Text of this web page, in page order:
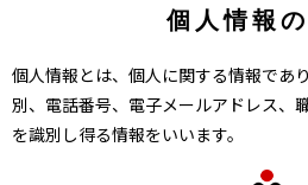
個人情報
個人情報とは、個人に関する情報であ
別、電話番号、電子メールアドレス、
を識別し得る情報をいいます。